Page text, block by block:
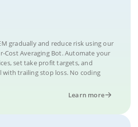
gradually and reduce risk using our
Cost Averaging Bot. Automate your
set take profit targets, and
trailing stop loss. No coding
Learn more